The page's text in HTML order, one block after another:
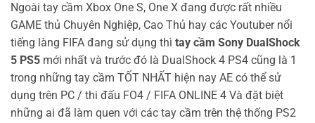
Ngoài tay cầm Xbox One S, One X đang được rất nhiều
GAME thủ Chuyên Nghiệp, Cao Thủ hay các Youtuber nổi
tiếng làng FIFA đang sử dụng thì tay cầm Sony DualShock
5 PS5 mới nhất và trước đó là DualShock 4 PS4 cũng là 1
trong những tay cầm TỐT NHẤT hiện nay AE có thể sử
dụng trên PC / thi đấu FO4 / FIFA ONLINE 4 Và đặt biệt
những ai đã làm quen với các tay cầm trên thệ thống PS2